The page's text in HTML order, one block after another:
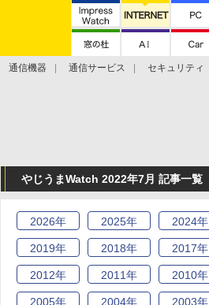
通信機器 通信サービス セキュリティ
やじうまWatch 2022年7月 記事一覧
2026年 2025年 2024年
2019年 2018年 2017年
2012年 2011年 2010年
2005年 2004年 2003年